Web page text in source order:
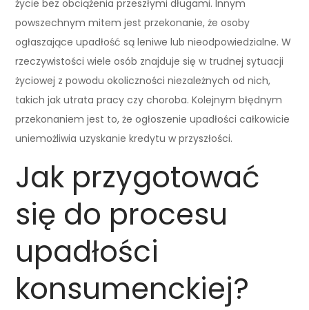
życie bez obciążenia przeszłymi długami. Innym
powszechnym mitem jest przekonanie, że osoby
ogłaszające upadłość są leniwe lub nieodpowiedzialne. W
rzeczywistości wiele osób znajduje się w trudnej sytuacji
życiowej z powodu okoliczności niezależnych od nich,
takich jak utrata pracy czy choroba. Kolejnym błędnym
przekonaniem jest to, że ogłoszenie upadłości całkowicie
uniemożliwia uzyskanie kredytu w przyszłości.
Jak przygotować
się do procesu
upadłości
konsumenckiej?